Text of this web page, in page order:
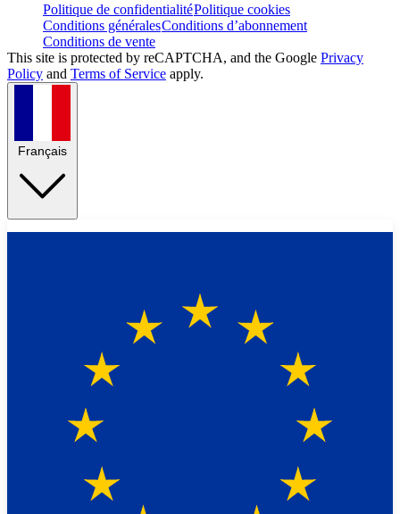
Politique de confidentialitéPolitique cookies
Conditions généralesConditions d’abonnement
Conditions de vente
This site is protected by reCAPTCHA, and the Google Privacy
Policy and Terms of Service apply.
Français